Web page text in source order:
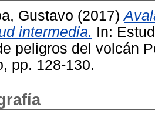
Gustavo (2017)
intermedia. In:
peligros del volcán
pp. 128-130.